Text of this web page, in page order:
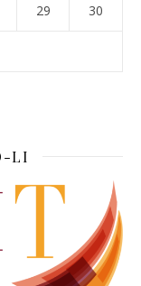
29 30
LI